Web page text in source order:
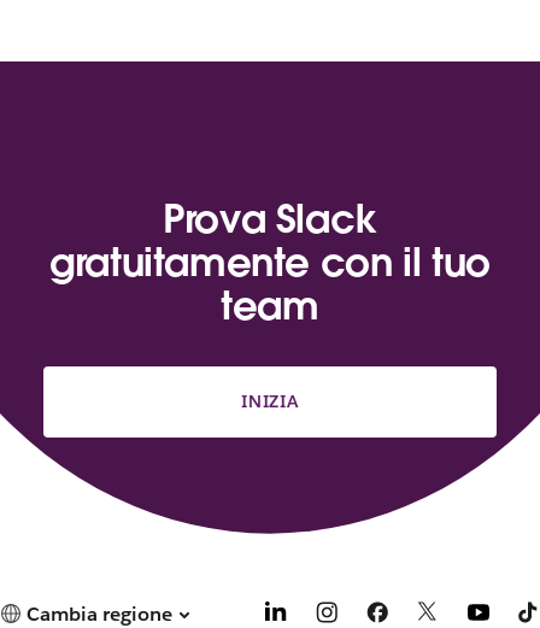
Prova Slack
gratuitamente con il tuo
team
INIZIA
Cambia regione